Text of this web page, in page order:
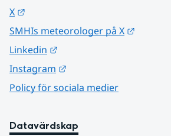
X
SMHIs meteorologer på X
Linkedin
Instagram
Policy för sociala medier
Datavärdskap